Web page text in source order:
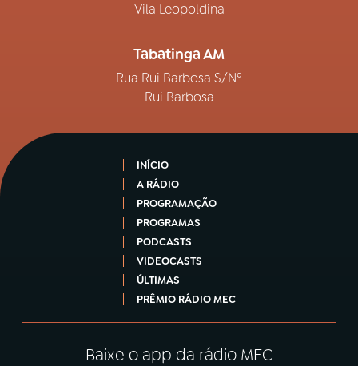
Vila Leopoldina
Tabatinga AM
Rua Rui Barbosa S/Nº
Rui Barbosa
INÍCIO
A RÁDIO
PROGRAMAÇÃO
PROGRAMAS
PODCASTS
VIDEOCASTS
ÚLTIMAS
PRÊMIO RÁDIO MEC
Baixe o app da rádio MEC